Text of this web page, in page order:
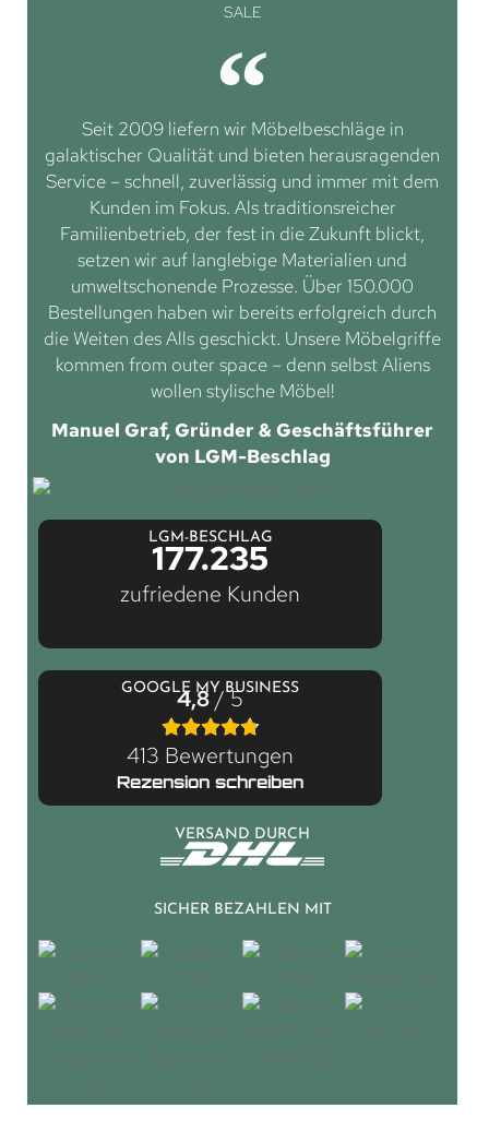
SALE
Seit 2009 liefern wir Möbelbeschläge in
galaktischer Qualität und bieten herausragenden
Service – schnell, zuverlässig und immer mit dem
Kunden im Fokus. Als traditionsreicher
Familienbetrieb, der fest in die Zukunft blickt,
setzen wir auf langlebige Materialien und
umweltschonende Prozesse. Über 150.000
Bestellungen haben wir bereits erfolgreich durch
die Weiten des Alls geschickt. Unsere Möbelgriffe
kommen from outer space – denn selbst Aliens
wollen stylische Möbel!
Manuel Graf, Gründer & Geschäftsführer
von LGM-Beschlag
LGM-BESCHLAG
177.235
zufriedene Kunden
GOOGLE MY BUSINESS
4,8/ 5
413 Bewertungen
Rezension schreiben
VERSAND DURCH
SICHER BEZAHLEN MIT